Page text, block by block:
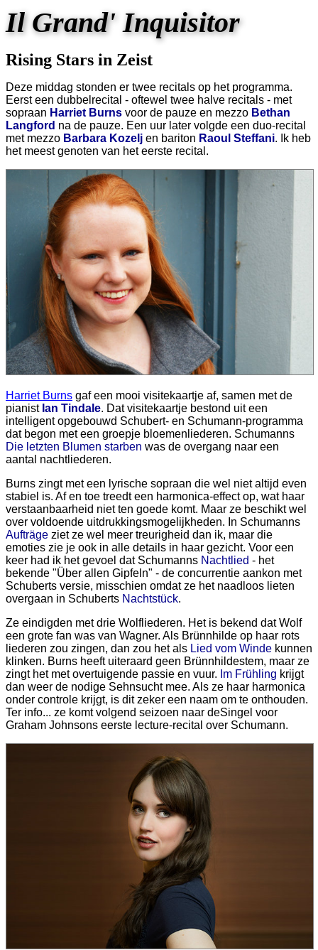
Il Grand' Inquisitor
Rising Stars in Zeist
Deze middag stonden er twee recitals op het programma.
Eerst een dubbelrecital - oftewel twee halve recitals - met
sopraan Harriet Burns voor de pauze en mezzo Bethan
Langford na de pauze. Een uur later volgde een duo-recital
met mezzo Barbara Kozelj en bariton Raoul Steffani. Ik heb
het meest genoten van het eerste recital.
Harriet Burns gaf een mooi visitekaartje af, samen met de
pianist Ian Tindale. Dat visitekaartje bestond uit een
intelligent opgebouwd Schubert- en Schumann-programma
dat begon met een groepje bloemenliederen. Schumanns
Die letzten Blumen starben was de overgang naar een
aantal nachtliederen.
Burns zingt met een lyrische sopraan die wel niet altijd even
stabiel is. Af en toe treedt een harmonica-effect op, wat haar
verstaanbaarheid niet ten goede komt. Maar ze beschikt wel
over voldoende uitdrukkingsmogelijkheden. In Schumanns
Aufträge ziet ze wel meer treurigheid dan ik, maar die
emoties zie je ook in alle details in haar gezicht. Voor een
keer had ik het gevoel dat Schumanns Nachtlied - het
bekende "Über allen Gipfeln" - de concurrentie aankon met
Schuberts versie, misschien omdat ze het naadloos lieten
overgaan in Schuberts Nachtstück.
Ze eindigden met drie Wolfliederen. Het is bekend dat Wolf
een grote fan was van Wagner. Als Brünnhilde op haar rots
liederen zou zingen, dan zou het als Lied vom Winde kunnen
klinken. Burns heeft uiteraard geen Brünnhildestem, maar ze
zingt het met overtuigende passie en vuur. Im Frühling krijgt
dan weer de nodige Sehnsucht mee. Als ze haar harmonica
onder controle krijgt, is dit zeker een naam om te onthouden.
Ter info... ze komt volgend seizoen naar deSingel voor
Graham Johnsons eerste lecture-recital over Schumann.